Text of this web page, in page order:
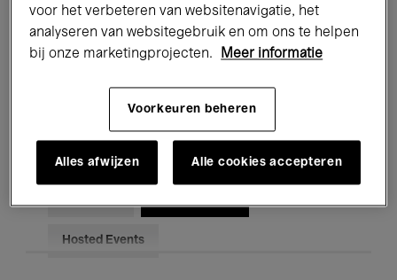
Performances Lezingen & Debatten
Jazz Klassieke Muziek Global Music
Elektronische Muziek
Voor iedereen Kids’ Palace
Hosted Events
voor het verbeteren van websitenavigatie, het
analyseren van websitegebruik en om ons te helpen
bij onze marketingprojecten.
Meer informatie
Voorkeuren beheren
Alles afwijzen Alle cookies accepteren